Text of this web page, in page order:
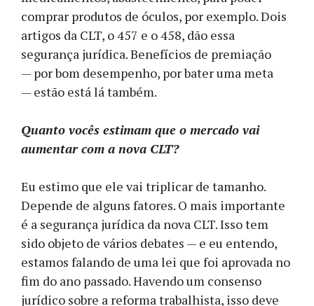
comprar produtos de óculos, por exemplo. Dois
artigos da CLT, o 457 e o 458, dão essa
segurança jurídica. Benefícios de premiação
— por bom desempenho, por bater uma meta
— estão está lá também.
Quanto vocês estimam que o mercado vai
aumentar com a nova CLT?
Eu estimo que ele vai triplicar de tamanho.
Depende de alguns fatores. O mais importante
é a segurança jurídica da nova CLT. Isso tem
sido objeto de vários debates — e eu entendo,
estamos falando de uma lei que foi aprovada no
fim do ano passado. Havendo um consenso
jurídico sobre a reforma trabalhista, isso deve